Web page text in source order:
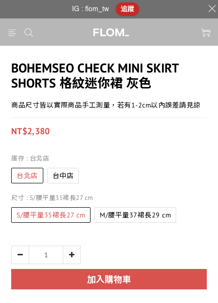
BOHEMSEO CHECK MINI SKIRT
SHORTS 格紋迷你裙 灰色
商品尺寸皆以實際商品手工測量，若有1-2cm以內誤差請見諒
NT$2,380
庫存 : 台北店
台北店 台中店
尺寸 : S/腰平量35裙長27 cm
S/腰平量35裙長27 cm M/腰平量37裙長29 cm
加入購物車
IG : flom_tw 追蹤